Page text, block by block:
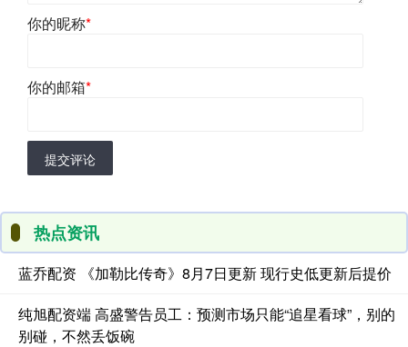
你的昵称*
你的邮箱*
提交评论
热点资讯
蓝乔配资 《加勒比传奇》8月7日更新 现行史低更新后提价
纯旭配资端 高盛警告员工：预测市场只能“追星看球”，别的
别碰，不然丢饭碗